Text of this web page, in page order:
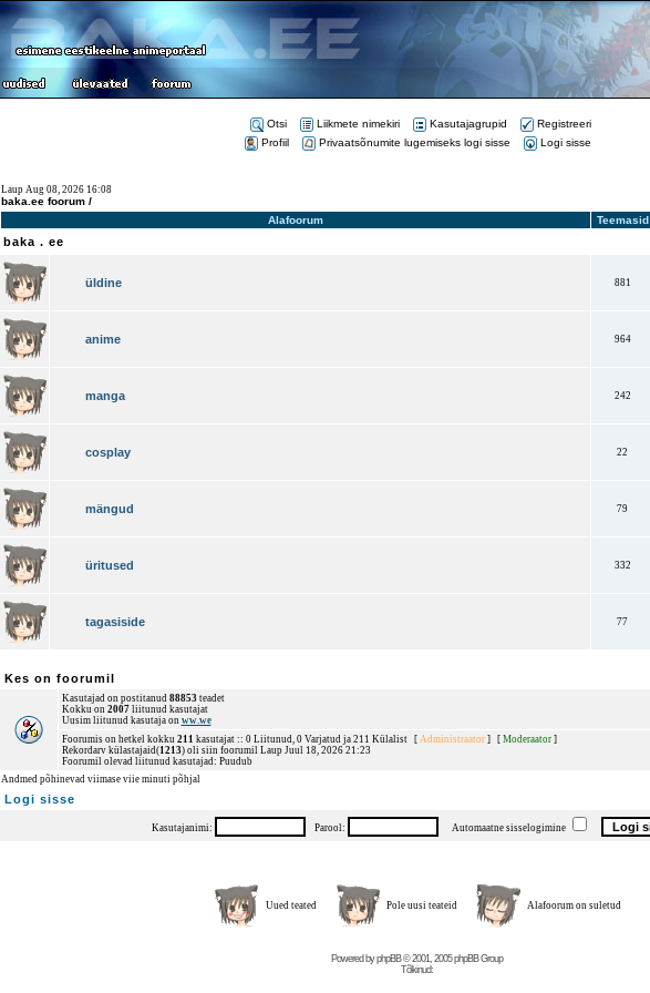
Otsi Liikmete nimekiri Kasutajagrupid
Registreeri
Profiil
Privaatsõnumite lugemiseks logi sisse Logi sisse
Laup Aug 08, 2026 16:08
baka.ee foorum /
Alafoorum Teemasid
baka . ee
üldine 881
anime 964
manga 242
cosplay 22
mängud 79
üritused 332
tagasiside 77
Kes on foorumil
Kasutajad on postitanud 88853teadet
Kokku on 2007liitunud kasutajat
Uusim liitunud kasutaja on ww.we
Foorumis on hetkel kokku 211 kasutajat :: 0 Liitunud, 0 Varjatud ja 211 Külalist [ Administraator] [ Moderaator]
Rekordarv külastajaid(1213) oli siin foorumil Laup Juul 18, 2026 21:23
Foorumil olevad liitunud kasutajad: Puudub
Andmed põhinevad viimase viie minuti põhjal
Logi sisse
Kasutajanimi: Parool: Automaatne sisselogimine
Uued teated Pole uusi teateid Alafoorum on suletud
Powered byphpBB© 2001, 2005 phpBB Group
Tõlkinud: